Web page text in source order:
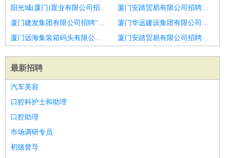
阳光城(厦门)置业有限公司招聘中医医生
厦门安踏贸易有限公司招聘齿度口腔
厦门建发集团有限公司招聘“主治“中医内科医生
厦门华远建设集团有限公司招聘口腔医生助理
厦门远海集装箱码头有限公司招聘实习
厦门安踏贸易有限公司招聘康复医师
最新招聘
汽车美容
口腔科护士和助理
口腔助理
市场调研专员
初级督导